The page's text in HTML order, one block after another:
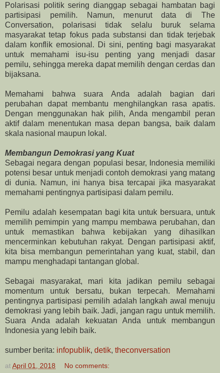
Polarisasi politik sering dianggap sebagai hambatan bagi
partisipasi pemilih. Namun, menurut data di The
Conversation, polarisasi tidak selalu buruk selama
masyarakat tetap fokus pada substansi dan tidak terjebak
dalam konflik emosional. Di sini, penting bagi masyarakat
untuk memahami isu-isu penting yang menjadi dasar
pemilu, sehingga mereka dapat memilih dengan cerdas dan
bijaksana.
Memahami bahwa suara Anda adalah bagian dari
perubahan dapat membantu menghilangkan rasa apatis.
Dengan menggunakan hak pilih, Anda mengambil peran
aktif dalam menentukan masa depan bangsa, baik dalam
skala nasional maupun lokal.
Membangun Demokrasi yang Kuat
Sebagai negara dengan populasi besar, Indonesia memiliki
potensi besar untuk menjadi contoh demokrasi yang matang
di dunia. Namun, ini hanya bisa tercapai jika masyarakat
memahami pentingnya partisipasi dalam pemilu.
Pemilu adalah kesempatan bagi kita untuk bersuara, untuk
memilih pemimpin yang mampu membawa perubahan, dan
untuk memastikan bahwa kebijakan yang dihasilkan
mencerminkan kebutuhan rakyat. Dengan partisipasi aktif,
kita bisa membangun pemerintahan yang kuat, stabil, dan
mampu menghadapi tantangan global.
Sebagai masyarakat, mari kita jadikan pemilu sebagai
momentum untuk bersatu, bukan terpecah. Memahami
pentingnya partisipasi pemilih adalah langkah awal menuju
demokrasi yang lebih baik. Jadi, jangan ragu untuk memilih.
Suara Anda adalah kekuatan Anda untuk membangun
Indonesia yang lebih baik.
sumber berita: infopublik, detik, theconversation
atApril 01, 2018 No comments: